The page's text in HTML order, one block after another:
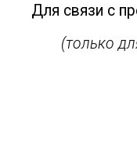
Для связи с
(только